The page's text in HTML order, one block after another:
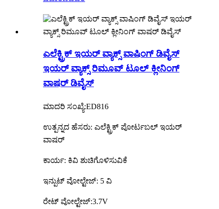
ಎಲೆಕ್ಟ್ರಿಕ್ ಇಯರ್ ವ್ಯಾಕ್ಸ್ ವಾಷಿಂಗ್ ಡಿವೈಸ್
ಇಯರ್ ವ್ಯಾಕ್ಸ್ ರಿಮೂವ್ ಟೂಲ್ ಕ್ಲೀನಿಂಗ್
ವಾಷರ್ ಡಿವೈಸ್
ಮಾದರಿ ಸಂಖ್ಯೆ:ED816
ಉತ್ಪನ್ನದ ಹೆಸರು: ಎಲೆಕ್ಟ್ರಿಕ್ ಪೋರ್ಟಬಲ್ ಇಯರ್
ವಾಷರ್
ಕಾರ್ಯ: ಕಿವಿ ಶುಚಿಗೊಳಿಸುವಿಕೆ
ಇನ್ಪುಟ್ ವೋಲ್ಟೇಜ್: 5 ವಿ
ರೇಟ್ ವೋಲ್ಟೇಜ್:3.7V